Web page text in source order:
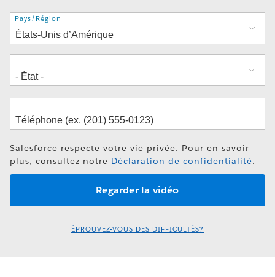
Adresse
Pays/Région
Salesforce respecte votre vie privée. Pour en savoir
plus, consultez notre Déclaration de confidentialité.
ÉPROUVEZ-VOUS DES DIFFICULTÉS?